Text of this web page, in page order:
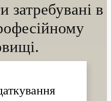
затребувані в